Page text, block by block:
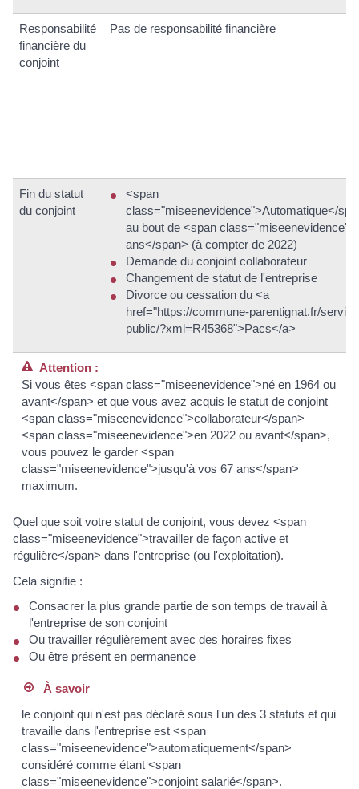
Responsabilité
financière du
conjoint
Pas de responsabilité financière
Fin du statut
du conjoint
<span
class="miseenevidence">Automatique</
au bout de <span
ans</span> (à compter de 2022)
Demande du conjoint collaborateur
Changement de statut de l'entreprise
Divorce ou cessation du <a
href="https://commune-parentignat.fr/
public/?xml=R45368">Pacs</a>
Attention :
Si vous êtes <span class="miseenevidence">né en 1964 ou
avant</span> et que vous avez acquis le statut de conjoint
<span class="miseenevidence">collaborateur</span>
<span class="miseenevidence">en 2022 ou avant</span>,
vous pouvez le garder <span
class="miseenevidence">jusqu'à vos 67 ans</span>
maximum.
Quel que soit votre statut de conjoint, vous devez <span
class="miseenevidence">travailler de façon active et
régulière</span> dans l'entreprise (ou l'exploitation).
Cela signifie :
Consacrer la plus grande partie de son temps de travail à
l'entreprise de son conjoint
Ou travailler régulièrement avec des horaires fixes
Ou être présent en permanence
À savoir
le conjoint qui n'est pas déclaré sous l'un des 3 statuts et qui
travaille dans l'entreprise est <span
class="miseenevidence">automatiquement</span>
considéré comme étant <span
class="miseenevidence">conjoint salarié</span>.